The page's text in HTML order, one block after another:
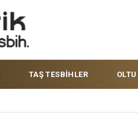
TAŞ TESBİHLER